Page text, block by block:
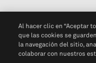
Al hacer clic en “Aceptar
que las cookies se
la navegación del sitio,
colaborar con nuestros